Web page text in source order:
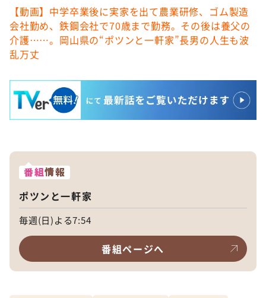
【動画】中学卒業後に実家を出て農業研修、ゴム製造
会社勤め、鉄鋼会社で70歳まで勤務。その後は養父の
介護……。岡山県の“ポツンと一軒家”長男の人生も波
乱万丈
番組情報
ポツンと一軒家
毎週(日)よる7:54
番組ページへ